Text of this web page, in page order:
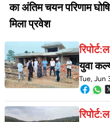
का अंतिम चयन परिणाम
मिला प्रवेश
युवा
स्पोर्ट्स
Tue, Jun